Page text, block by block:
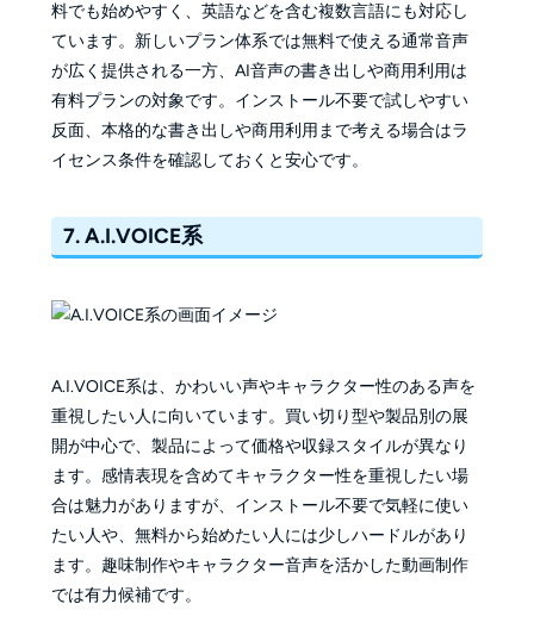
料でも始めやすく、英語などを含む複数言語にも対応し
ています。新しいプラン体系では無料で使える通常音声
が広く提供される一方、AI音声の書き出しや商用利用は
有料プランの対象です。インストール不要で試しやすい
反面、本格的な書き出しや商用利用まで考える場合はラ
イセンス条件を確認しておくと安心です。
7. A.I.VOICE系
A.I.VOICE系は、かわいい声やキャラクター性のある声を
重視したい人に向いています。買い切り型や製品別の展
開が中心で、製品によって価格や収録スタイルが異なり
ます。感情表現を含めてキャラクター性を重視したい場
合は魅力がありますが、インストール不要で気軽に使い
たい人や、無料から始めたい人には少しハードルがあり
ます。趣味制作やキャラクター音声を活かした動画制作
では有力候補です。